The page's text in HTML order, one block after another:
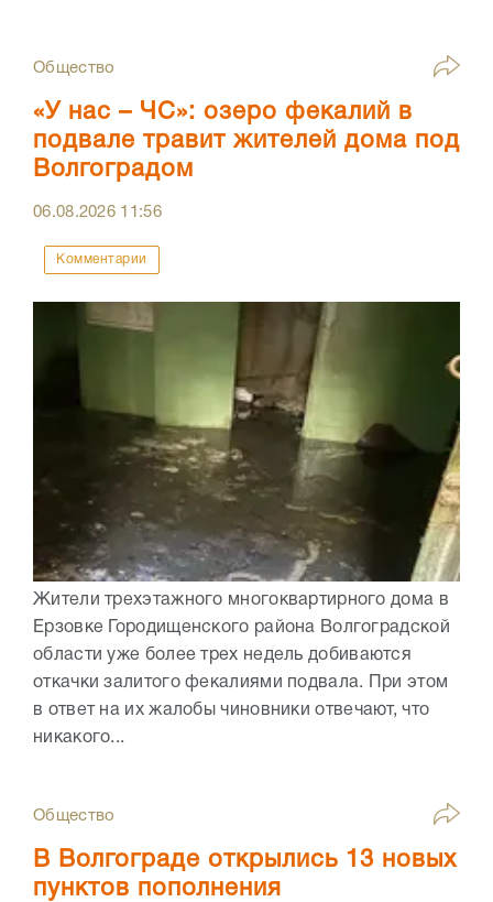
Общество
«У нас – ЧС»: озеро фекалий в
подвале травит жителей дома под
Волгоградом
06.08.2026 11:56
Комментарии
Жители трехэтажного многоквартирного дома в
Ерзовке Городищенского района Волгоградской
области уже более трех недель добиваются
откачки залитого фекалиями подвала. При этом
в ответ на их жалобы чиновники отвечают, что
никакого...
Общество
В Волгограде открылись 13 новых
пунктов пополнения